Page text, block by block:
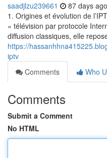
saadjlzu239661 87 days ago
1. Origines et évolution de
« télévision par protocole
diffusion classiques, elle
https://
iptv
Comments
Who
Comments
Submit a Comment
No HTML